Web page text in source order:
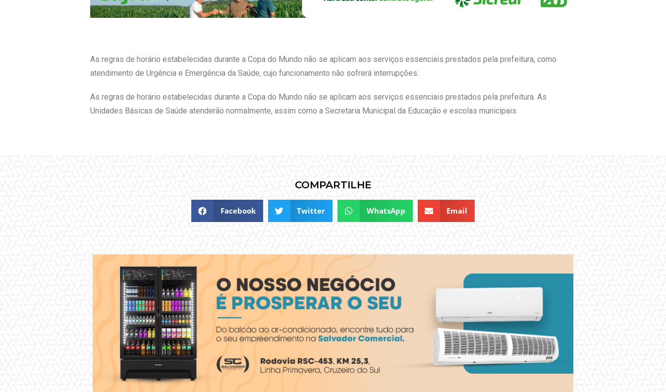
As regras de horário estabelecidas durante a Copa do Mundo não se aplicam aos serviços essenciais prestados pela prefeitura, como
atendimento de Urgência e Emergência da Saúde, cujo funcionamento não sofrerá interrupções.
As regras de horário estabelecidas durante a Copa do Mundo não se aplicam aos serviços essenciais prestados pela prefeitura. As
Unidades Básicas de Saúde atenderão normalmente, assim como a Secretaria Municipal da Educação e escolas municipais.
COMPARTILHE
Facebook Twitter WhatsApp Email